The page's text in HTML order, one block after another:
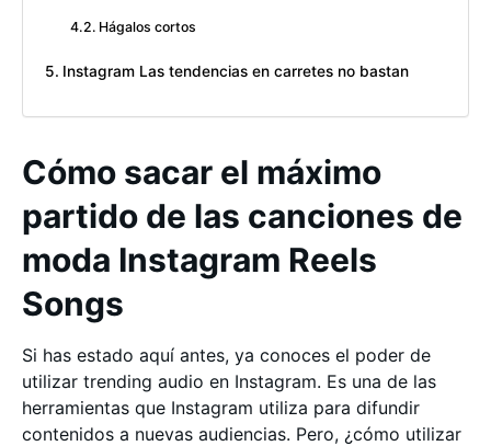
Hágalos cortos
Instagram Las tendencias en carretes no bastan
Cómo sacar el máximo
partido de las canciones de
moda Instagram Reels
Songs
Si has estado aquí antes, ya conoces el poder de
utilizar trending audio en Instagram. Es una de las
herramientas que Instagram utiliza para difundir
contenidos a nuevas audiencias. Pero, ¿cómo utilizar